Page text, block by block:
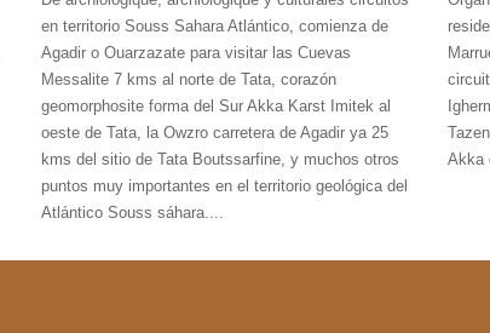
en territorio Souss Sahara Atlántico, comienza de
Agadir o Ouarzazate para visitar las Cuevas
Messalite 7 kms al norte de Tata, corazón
geomorphosite forma del Sur Akka Karst Imitek al
oeste de Tata, la Owzro carretera de Agadir ya 25
kms del sitio de Tata Boutssarfine, y muchos otros
puntos muy importantes en el territorio geológica del
Atlántico Souss sáhara....
Akka